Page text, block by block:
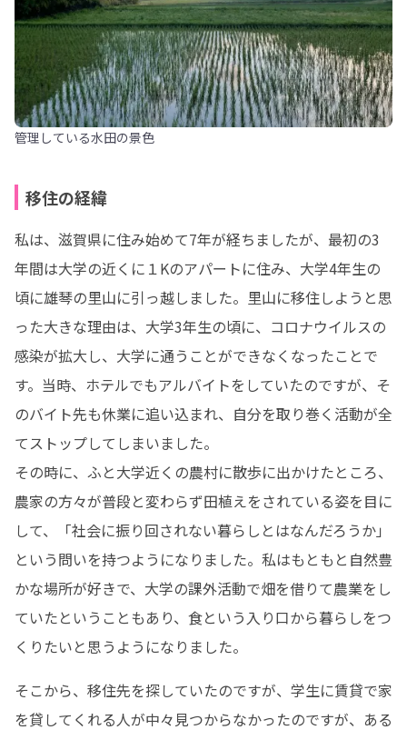
管理している水田の景色
移住の経緯
私は、滋賀県に住み始めて7年が経ちましたが、最初の3
年間は大学の近くに１Kのアパートに住み、大学4年生の
頃に雄琴の里山に引っ越しました。里山に移住しようと思
った大きな理由は、大学3年生の頃に、コロナウイルスの
感染が拡大し、大学に通うことができなくなったことで
す。当時、ホテルでもアルバイトをしていたのですが、そ
のバイト先も休業に追い込まれ、自分を取り巻く活動が全
てストップしてしまいました。
その時に、ふと大学近くの農村に散歩に出かけたところ、
農家の方々が普段と変わらず田植えをされている姿を目に
して、「社会に振り回されない暮らしとはなんだろうか」
という問いを持つようになりました。私はもともと自然豊
かな場所が好きで、大学の課外活動で畑を借りて農業をし
ていたということもあり、食という入り口から暮らしをつ
くりたいと思うようになりました。
そこから、移住先を探していたのですが、学生に賃貸で家
を貸してくれる人が中々見つからなかったのですが、ある